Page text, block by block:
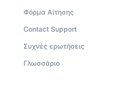
Φόρμα Αίτησης
Contact Support
Συχνές ερωτήσεις
Γλωσσάριο